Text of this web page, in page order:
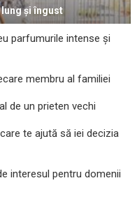
și îngust
parfumurile intense și
membru al familiei
de un prieten vechi
te ajută să iei decizia
interesul pentru domenii